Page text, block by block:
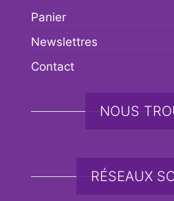
Panier
Newslettres
Contact
NOUS
RÉSEAUX